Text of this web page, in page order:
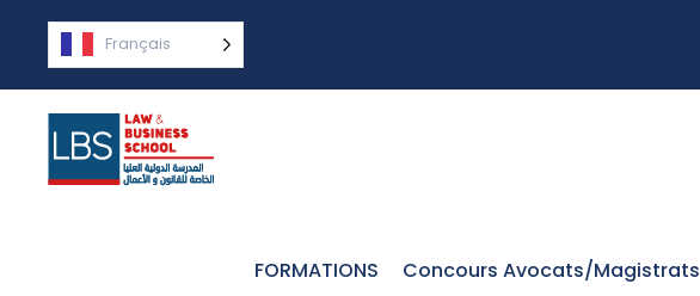
Français
FORMATIONS Concours Avocats/Magistrats